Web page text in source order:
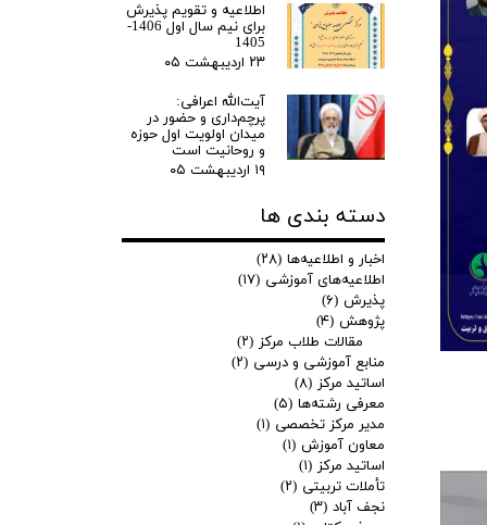
اطلاعیه و تقویم پذیرش
برای نیم سال اول 1406-
1405
۲۳ اردیبهشت ۰۵
آیت‌الله اعرافی:
پرچم‌داری و حضور در
میدان‌ اولویت اول حوزه
و روحانیت است
۱۹ اردیبهشت ۰۵
دسته بندی ها
اخبار و اطلاعیه‌ها (۲۸)
اطلاعیه‌های آموزشی (۱۷)
پذیرش (۶)
پژوهش (۴)
مقالات طلاب مرکز (۲)
منابع آموزشی و درسی (۲)
اساتید مرکز (۸)
معرفی رشته‌ها (۵)
مدیر مرکز تخصصی (۱)
معاون آموزش (۱)
اساتید مرکز (۱)
تأملات تربیتی (۲)
نجف آباد (۳)